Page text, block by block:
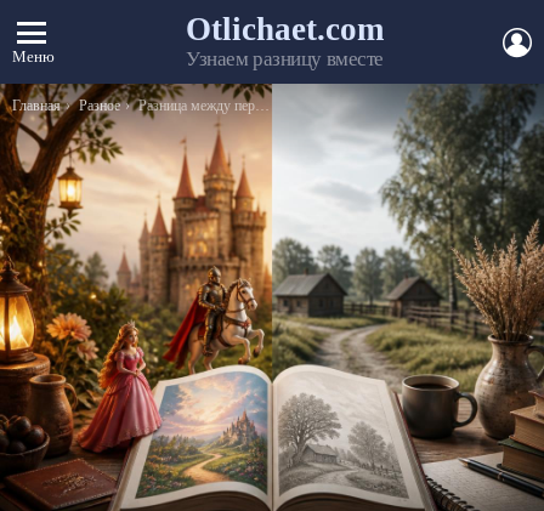
Меню
Otlichaet.com
Узнаем разницу вместе
Вы здесь:
Главная Разное Разница между перстнем и печаткой